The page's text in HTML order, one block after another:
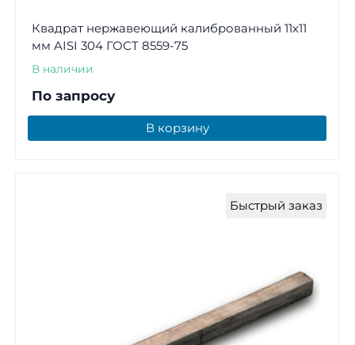
Квадрат нержавеющий калиброванный 11х11
мм AISI 304 ГОСТ 8559-75
В наличии
По запросу
В корзину
Быстрый заказ